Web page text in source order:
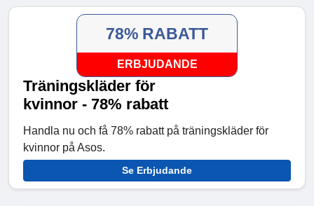
78% RABATT
ERBJUDANDE
Träningskläder för
kvinnor - 78% rabatt
Handla nu och få 78% rabatt på träningskläder för
kvinnor på Asos.
Se Erbjudande